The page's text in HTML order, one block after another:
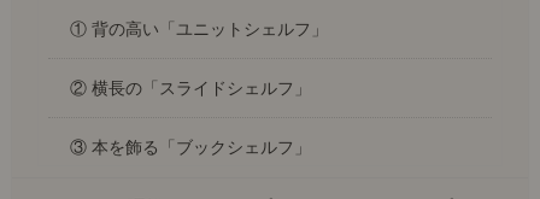
① 背の高い「ユニットシェルフ」
② 横長の「スライドシェルフ」
③ 本を飾る「ブックシェルフ」